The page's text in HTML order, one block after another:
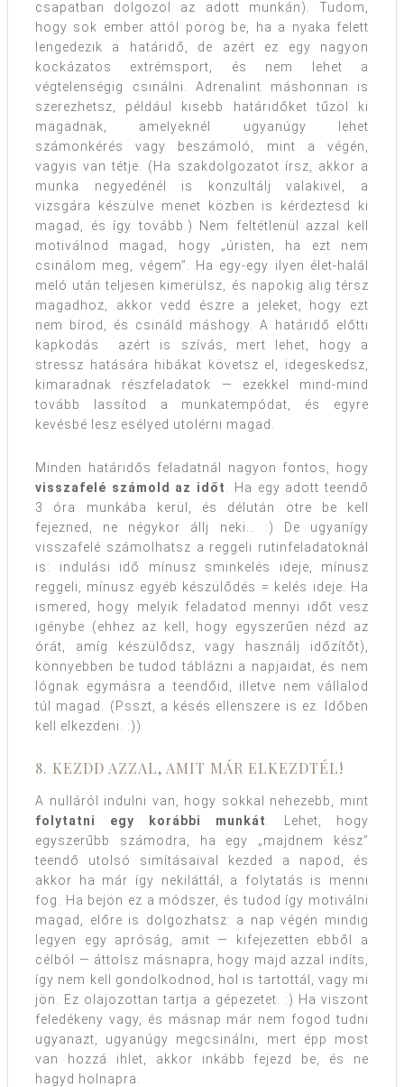
csapatban dolgozol az adott munkán). Tudom,
hogy sok ember attól pörög be, ha a nyaka felett
lengedezik a határidő, de azért ez egy nagyon
kockázatos extrémsport, és nem lehet a
végtelenségig csinálni. Adrenalint máshonnan is
szerezhetsz, például kisebb határidőket tűzöl ki
magadnak, amelyeknél ugyanúgy lehet
számonkérés vagy beszámoló, mint a végén,
vagyis van tétje. (Ha szakdolgozatot írsz, akkor a
munka negyedénél is konzultálj valakivel, a
vizsgára készülve menet közben is kérdeztesd ki
magad, és így tovább.) Nem feltétlenül azzal kell
motiválnod magad, hogy „úristen, ha ezt nem
csinálom meg, végem”. Ha egy-egy ilyen élet-halál
meló után teljesen kimerülsz, és napokig alig térsz
magadhoz, akkor vedd észre a jeleket, hogy ezt
nem bírod, és csináld máshogy. A határidő előtti
kapkodás azért is szívás, mert lehet, hogy a
stressz hatására hibákat követsz el, idegeskedsz,
kimaradnak részfeladatok — ezekkel mind-mind
tovább lassítod a munkatempódat, és egyre
kevésbé lesz esélyed utolérni magad.
Minden határidős feladatnál nagyon fontos, hogy
visszafelé számold az időt
. Ha egy adott teendő
3 óra munkába kerül, és délután ötre be kell
fejezned, ne négykor állj neki… :) De ugyanígy
visszafelé számolhatsz a reggeli rutinfeladatoknál
is: indulási idő mínusz sminkelés ideje, mínusz
reggeli, mínusz egyéb készülődés = kelés ideje. Ha
ismered, hogy melyik feladatod mennyi időt vesz
igénybe (ehhez az kell, hogy egyszerűen nézd az
órát, amíg készülődsz, vagy használj időzítőt),
könnyebben be tudod táblázni a napjaidat, és nem
lógnak egymásra a teendőid, illetve nem vállalod
túl magad. (Psszt, a késés ellenszere is ez. Időben
kell elkezdeni. :))
8. KEZDD AZZAL, AMIT MÁR ELKEZDTÉL!
A nulláról indulni van, hogy sokkal nehezebb, mint
folytatni egy korábbi munkát
. Lehet, hogy
egyszerűbb számodra, ha egy „majdnem kész”
teendő utolsó simításaival kezded a napod, és
akkor ha már így nekiláttál, a folytatás is menni
fog. Ha bejön ez a módszer, és tudod így motiválni
magad, előre is dolgozhatsz: a nap végén mindig
legyen egy apróság, amit — kifejezetten ebből a
célból — áttolsz másnapra, hogy majd azzal indíts,
így nem kell gondolkodnod, hol is tartottál, vagy mi
jön. Ez olajozottan tartja a gépezetet. :) Ha viszont
feledékeny vagy, és másnap már nem fogod tudni
ugyanazt, ugyanúgy megcsinálni, mert épp most
van hozzá ihlet, akkor inkább fejezd be, és ne
hagyd holnapra.